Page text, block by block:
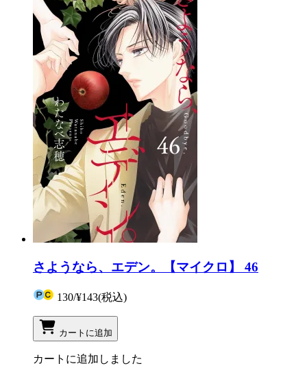
さようなら、エデン。【マイクロ】 46
130/¥143(税込)
カートに追加
カートに追加しました